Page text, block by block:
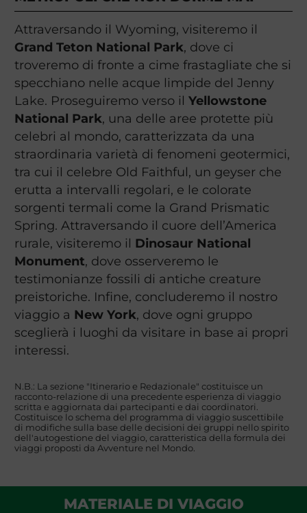
Attraversando il Wyoming, visiteremo il
Grand Teton National Park, dove ci
troveremo di fronte a cime frastagliate che si
specchiano nelle acque limpide del Jenny
Lake. Proseguiremo verso il Yellowstone
National Park, una delle aree protette più
celebri al mondo, caratterizzata da una
straordinaria varietà di fenomeni geotermici,
tra cui il celebre Old Faithful, un geyser che
erutta a intervalli regolari, e le colorate
sorgenti termali come la Grand Prismatic
Spring. Attraversando il cuore dell’America
rurale, visiteremo il Dinosaur National
Monument, dove osserveremo le
testimonianze fossili di antiche creature
preistoriche. Infine, concluderemo il nostro
viaggio a New York, dove ogni gruppo
sceglierà i luoghi da visitare in base ai propri
interessi.
N.B.: La sezione "Itinerario e Redazionale" costituisce un
racconto-relazione di una precedente esperienza di viaggio
scritta e aggiornata dai partecipanti e dai coordinatori.
Costituisce lo schema del programma di viaggio suscettibile
di modifiche sulla base delle decisioni dei gruppi nello spirito
dell'autogestione del viaggio, caratteristica della formula dei
viaggi proposti da Avventure nel Mondo.
MATERIALE DI VIAGGIO